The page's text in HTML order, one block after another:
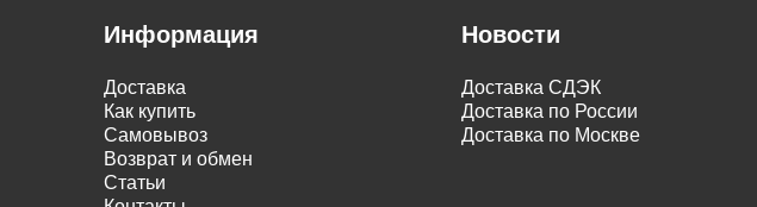
Информация
Доставка
Как купить
Самовывоз
Возврат и обмен
Статьи
Новости
Доставка СДЭК
Доставка по России
Доставка по Москве